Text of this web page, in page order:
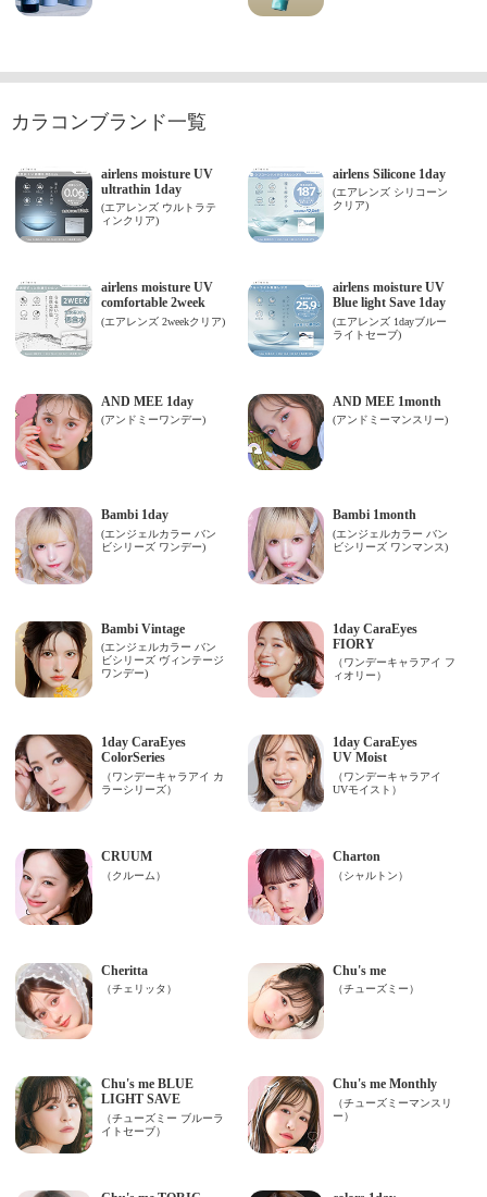
カラコンブランド一覧